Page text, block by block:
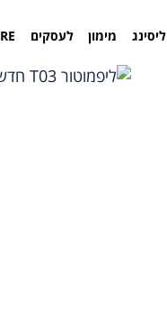
ליסינג מימון לעסקים